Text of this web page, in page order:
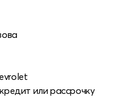
или рассрочку